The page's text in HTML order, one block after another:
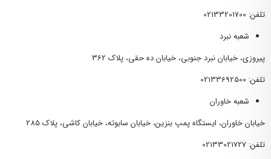
تلفن: 02133201700
شعبه نبرد
پیروزی، خیابان نبرد جنوبی، خیابان ده حقی، پلاک 362
تلفن: 02133692500
شعبه خاوران
خیابان خاوران، ایستگاه پمپ بنزین، خیابان سابوته، خیابان کاشی، پلاک 285
تلفن: 02133021727